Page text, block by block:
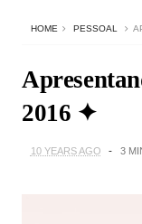
HOME PESSOAL
2016 ✦
10 YEARS AGO 3